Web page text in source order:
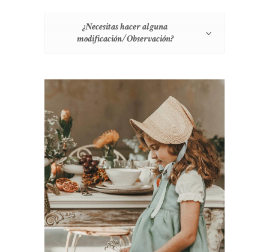
¿Necesitas hacer alguna
modificación/Observación?